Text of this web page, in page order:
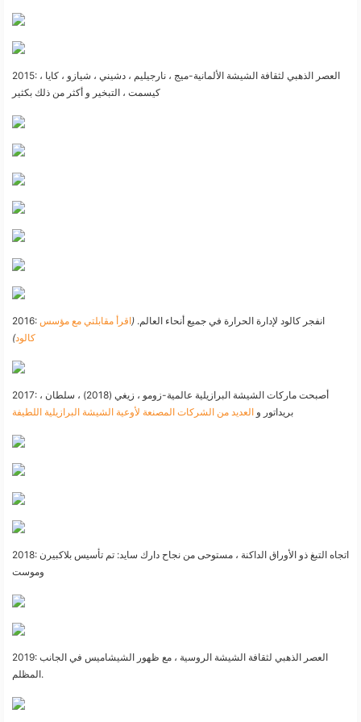
2015: العصر الذهبي لثقافة الشيشة الألمانية-ميج ، نارجيليم ، دشيني ، شيازو ، كايا ،
كيسمت ، التبخير و أكثر من ذلك بكثير
2016: انفجر كالود لإدارة الحرارة في جميع أنحاء العالم. (اقرأ مقابلتي مع مؤسس
كالود)
2017: أصبحت ماركات الشيشة البرازيلية عالمية-زومو ، زيغي (2018) ، سلطان ،
بريداتور و العديد من الشركات المصنعة لأوعية الشيشة البرازيلية اللطيفة
2018: اتجاه التبغ ذو الأوراق الداكنة ، مستوحى من نجاح دارك سايد: تم تأسيس بلاكبيرن
وموست
2019: العصر الذهبي لثقافة الشيشة الروسية ، مع ظهور الشيشاميس في الجانب
المظلم.